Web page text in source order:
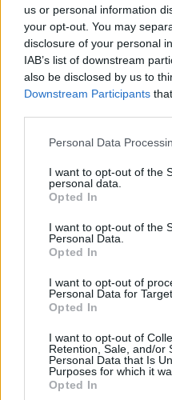
us or personal information
your opt-out. You may
disclosure of your personal
IAB’s list of downstream
also be disclosed by us to
Downstream Participants
Please note that this
not limited to your visit or
grant or deny consent to
use your data for below
consent section.
Personal Data
I want to opt-out of the
personal data.
Opted In
I want to opt-out of the
Personal Data.
Opted In
I want to opt-out of
Personal Data for
Opted In
I want to opt-out of
Retention, Sale, and/or
Personal Data that Is
Purposes for which it
Opted In
04.09.2023, 10:50